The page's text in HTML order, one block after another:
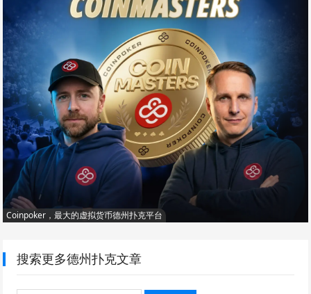
Coinpoker，最大的虚拟货币德州扑克平台
搜索更多德州扑克文章